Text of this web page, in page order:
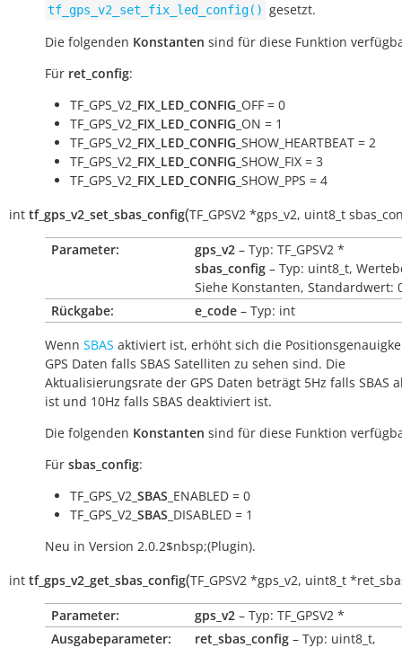
tf_gps_v2_set_fix_led_config() gesetzt.
Die folgenden Konstanten sind für diese Funktion
Für ret_config:
TF_GPS_V2_ FIX_LED_CONFIG _OFF = 0
TF_GPS_V2_ FIX_LED_CONFIG _ON = 1
TF_GPS_V2_ FIX_LED_CONFIG _SHOW_HEARTBEAT = 2
TF_GPS_V2_ FIX_LED_CONFIG _SHOW_FIX = 3
TF_GPS_V2_ FIX_LED_CONFIG _SHOW_PPS = 4
int tf_gps_v2_set_sbas_config(TF_GPSV2 *gps_v2, uint8_t
Parameter: gps_v2 – Typ: TF_GPSV2 *
sbas_config – Typ: uint8_t,
Siehe Konstanten, Standardwert:
Rückgabe:
e_code – Typ: int
Wenn SBAS aktiviert ist, erhöht sich die
GPS Daten falls SBAS Satelliten zu sehen sind. Die
Aktualisierungsrate der GPS Daten beträgt 5Hz falls SBAS
ist und 10Hz falls SBAS deaktiviert ist.
Die folgenden Konstanten sind für diese Funktion
Für sbas_config:
TF_GPS_V2_ SBAS _ENABLED = 0
TF_GPS_V2_ SBAS _DISABLED = 1
Neu in Version 2.0.2$nbsp;(Plugin).
int tf_gps_v2_get_sbas_config(TF_GPSV2 *gps_v2, uint8_t *
Parameter: gps_v2 – Typ: TF_GPSV2 *
Ausgabeparameter:
ret_sbas_config – Typ: uint8_t,